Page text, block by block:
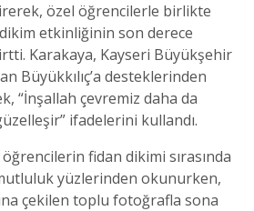
özel öğrencilerle birlikte
etkinliğinin son derece
Karakaya, Kayseri Büyükşehir
Büyükkılıç’a desteklerinden
“İnşallah çevremiz daha da
ifadelerini kullandı.
fidan dikimi sırasında
yüzlerinden okunurken,
çekilen toplu fotoğrafla sona